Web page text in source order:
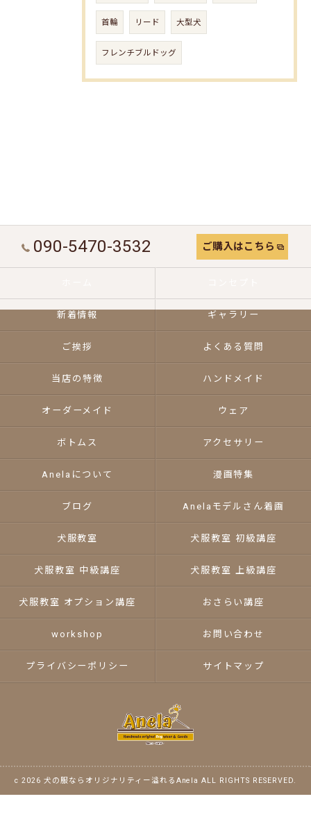
首輪 リード 大型犬
フレンチブルドッグ
090-5470-3532 ご購入はこちら
新着情報 ギャラリー
ご挨拶 よくある質問
当店の特徴 ハンドメイド
オーダーメイド ウェア
ボトムス アクセサリー
Anelaについて 漫画特集
ブログ Anelaモデルさん着画
犬服教室 犬服教室 初級講座
犬服教室 中級講座 犬服教室 上級講座
犬服教室 オプション講座 おさらい講座
workshop お問い合わせ
プライバシーポリシー サイトマップ
c 2026 犬の服ならオリジナリティー溢れるAnela ALL RIGHTS RESERVED.